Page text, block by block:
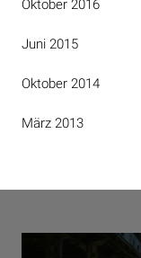
Oktober 2016
Juni 2015
Oktober 2014
März 2013